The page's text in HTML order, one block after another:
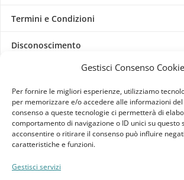
Gestisci Consenso Cookie
Per fornire le migliori esperienze, utilizziamo
per memorizzare e/o accedere alle informazioni del
consenso a queste tecnologie ci permetterà di
comportamento di navigazione o ID unici su questo
acconsentire o ritirare il consenso può influire
caratteristiche e funzioni.
Gestisci servizi
Termini e Condizioni
Disconoscimento
Raffrescatori Evaporativi Industriali
CLIENTE